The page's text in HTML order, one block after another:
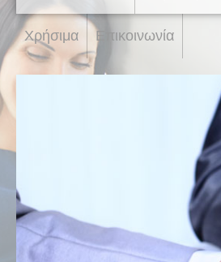
Χρήσιμα Επικοινωνία